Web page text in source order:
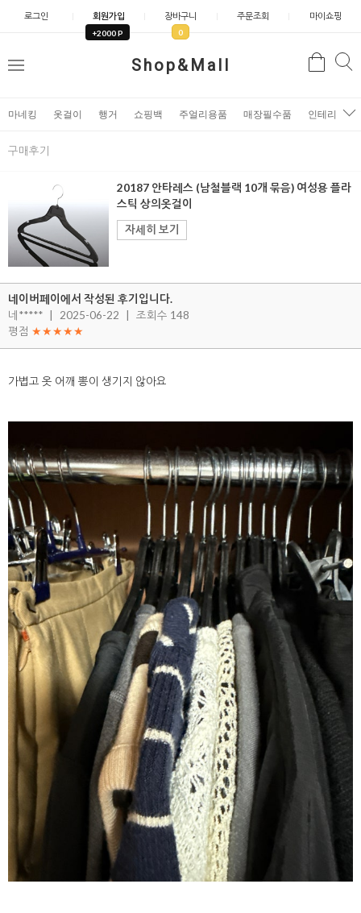
로그인 회원가입
+2000 P
장바구니
0
주문조회 마이쇼핑
Shop&Mall
메
검
마네킹 옷걸이 행거 쇼핑백 주얼리용품 매장필수품 인테리어소
구매후기
20187 안타레스 (남철블랙 10개 묶음) 여성용 플라
스틱 상의옷걸이
자세히 보기
네이버페이에서 작성된 후기입니다.
네*****
2025-06-22
조회수 148
평점 ★★★★★
가볍고 옷 어깨 뽕이 생기지 않아요